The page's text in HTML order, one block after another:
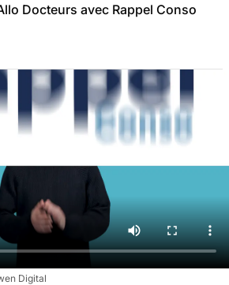
Docteurs avec Rappel Conso
Digital